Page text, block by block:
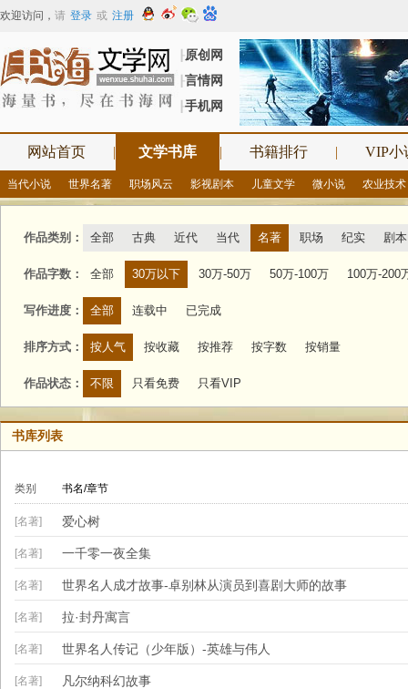
欢迎访问 ， 请 登录 或 注册
┠原创网
┠言情网
┠手机网
网站首页 | 文学书库 | 书籍排行 | VIP小
当代小说 世界名著 职场风云 影视剧本 儿童文学 微小说 农业技术
作品类别： 全部 古典 近代 当代 名著 职场 纪实 剧本
作品字数： 全部 30万以下 30万-50万 50万-100万 100万-200
写作进度： 全部 连载中 已完成
排序方式： 按人气 按收藏 按推荐 按字数 按销量
作品状态： 不限 只看免费 只看VIP
书库列表
类别 书名/章节
[名著] 爱心树
[名著] 一千零一夜全集
[名著] 世界名人成才故事-卓别林从演员到喜剧大师的故事
[名著] 拉·封丹寓言
[名著] 世界名人传记（少年版）-英雄与伟人
[名著] 凡尔纳科幻故事